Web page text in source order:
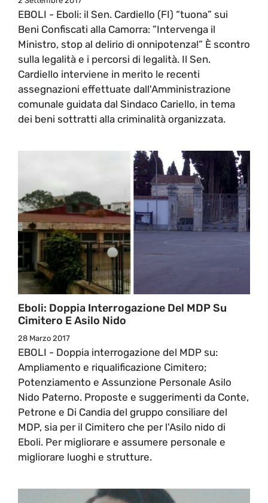
EBOLI - Eboli: il Sen. Cardiello (FI) “tuona” sui
Beni Confiscati alla Camorra: ”Intervenga il
Ministro, stop al delirio di onnipotenza!” È scontro
sulla legalità e i percorsi di legalità. Il Sen.
Cardiello interviene in merito le recenti
assegnazioni effettuate dall'Amministrazione
comunale guidata dal Sindaco Cariello, in tema
dei beni sottratti alla criminalità organizzata.
Eboli: Doppia Interrogazione Del MDP Su
Cimitero E Asilo Nido
28 Marzo 2017
EBOLI - Doppia interrogazione del MDP su:
Ampliamento e riqualificazione Cimitero;
Potenziamento e Assunzione Personale Asilo
Nido Paterno. Proposte e suggerimenti da Conte,
Petrone e Di Candia del gruppo consiliare del
MDP, sia per il Cimitero che per l'Asilo nido di
Eboli. Per migliorare e assumere personale e
migliorare luoghi e strutture.